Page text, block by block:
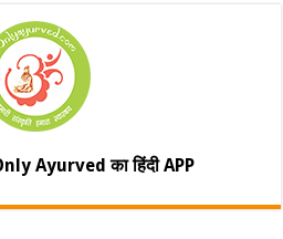
Ayurved का हिंदी APP